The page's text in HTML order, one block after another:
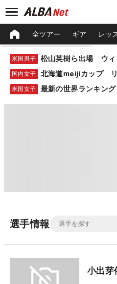
全ツアー ギア レッ
米国男子
国内女子 北海道meijiカップ
米国女子 最新の世界ランキング
選手情報
小出芽